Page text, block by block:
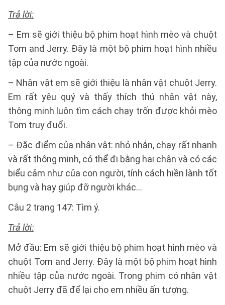
Trả lời:
– Em sẽ giới thiệu bộ phim hoạt hình mèo và chuột
Tom and Jerry. Đây là một bộ phim hoạt hình nhiều
tập của nước ngoài.
– Nhân vật em sẽ giới thiệu là nhân vật chuột Jerry.
Em rất yêu quý và thấy thích thú nhân vật này,
thông minh luôn tìm cách chạy trốn được khỏi mèo
Tom truy đuổi.
– Đặc điểm của nhân vật: nhỏ nhắn, chạy rất nhanh
và rất thông minh, có thể đi bằng hai chân và có các
biểu cảm như của con người, tính cách hiền lành tốt
bụng và hay giúp đỡ người khác…
Câu 2 trang 147: Tìm ý.
Trả lời:
Mở đầu: Em sẽ giới thiệu bộ phim hoạt hình mèo và
chuột Tom and Jerry. Đây là một bộ phim hoạt hình
nhiều tập của nước ngoài. Trong phim có nhân vật
chuột Jerry đã để lại cho em nhiều ấn tượng.